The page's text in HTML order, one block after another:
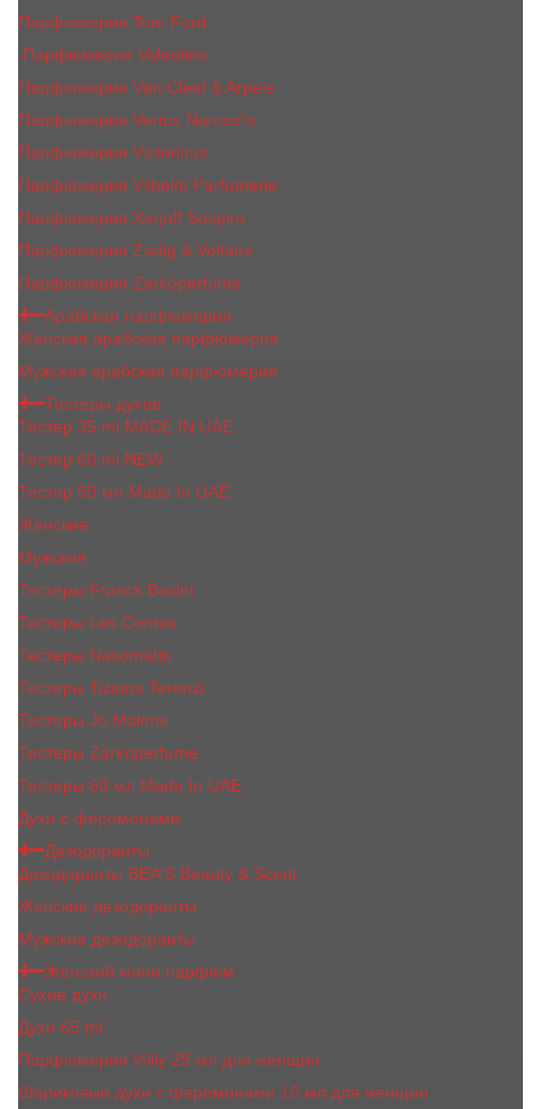
Парфюмерия Tom Ford
Парфюмерия Valentino
Парфюмерия Van Cleef & Arpels
Парфюмерия Vertus Narcos'is
Парфюмерия Victorious
Парфюмерия Vilhelm Parfumerie
Парфюмерия Xerjoff Sospiro
Парфюмерия Zadig & Voltaire
Парфюмерия Zarkoperfume
Арабская парфюмерия
Женская арабская парфюмерия
Мужская арабская парфюмерия
Тестеры духов
Тестер 35 ml MADE IN UAE
Тестер 60 ml NEW
Тестер 50 мл Made In UAE
Женские
Мужские
Тестеры Franck Boclet
Тестеры Les Contes
Тестеры Nasomatto
Тестеры Tiziana Terenzi
Тестеры Jо Malоnе
Тестеры Zarkoperfume
Тестеры 60 мл Made In UAE
Духи с феромонами
Дезодоранты
Дезодоранты BEA'S Beauty & Scent
Женские дезодоранты
Мужские дезодоранты
Женский мини парфюм
Сухие духи
Духи 65 ml
Парфюмерия Vilily 25 мл для женщин
Шариковые духи с феромонами 10 мл для женщин